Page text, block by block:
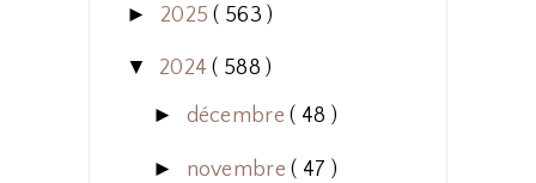
► 2025( 563 )
▼ 2024( 588 )
► décembre( 48 )
► novembre( 47 )